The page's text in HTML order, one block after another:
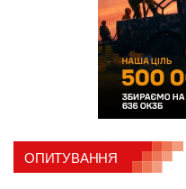
ОПИТУВАННЯ